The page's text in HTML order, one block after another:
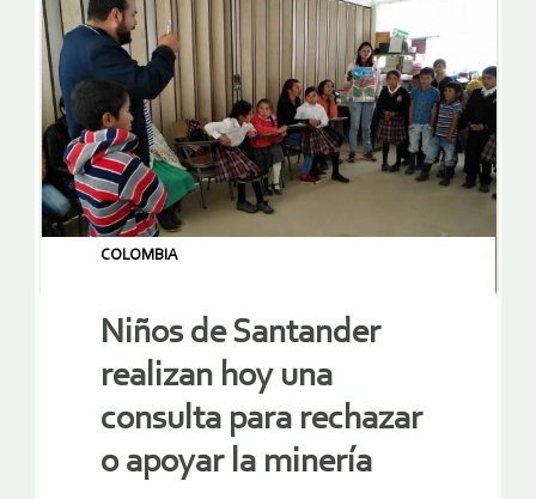
COLOMBIA
Niños de Santander
realizan hoy una
consulta para rechazar
o apoyar la minería